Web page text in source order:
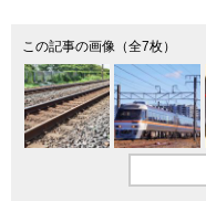
この記事の画像（全7枚）